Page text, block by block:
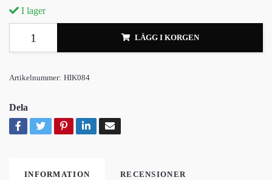
I lager
LÄGG I KORGEN
Artikelnummer: HIK084
Dela
INFORMATION RECENSIONER